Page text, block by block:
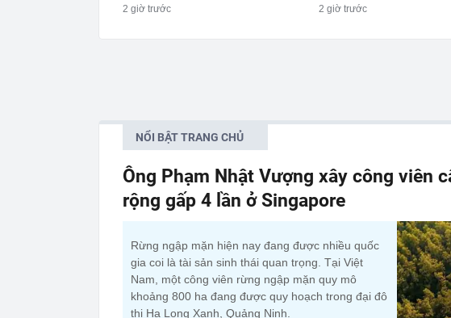
2 giờ trước 2 giờ trước
NỔI BẬT TRANG CHỦ
Ông Phạm Nhật Vượng xây công viên
rộng gấp 4 lần ở Singapore
Rừng ngập mặn hiện nay đang được nhiều quốc
gia coi là tài sản sinh thái quan trọng. Tại Việt
Nam, một công viên rừng ngập mặn quy mô
khoảng 800 ha đang được quy hoạch trong đại đô
thị Hạ Long Xanh, Quảng Ninh.